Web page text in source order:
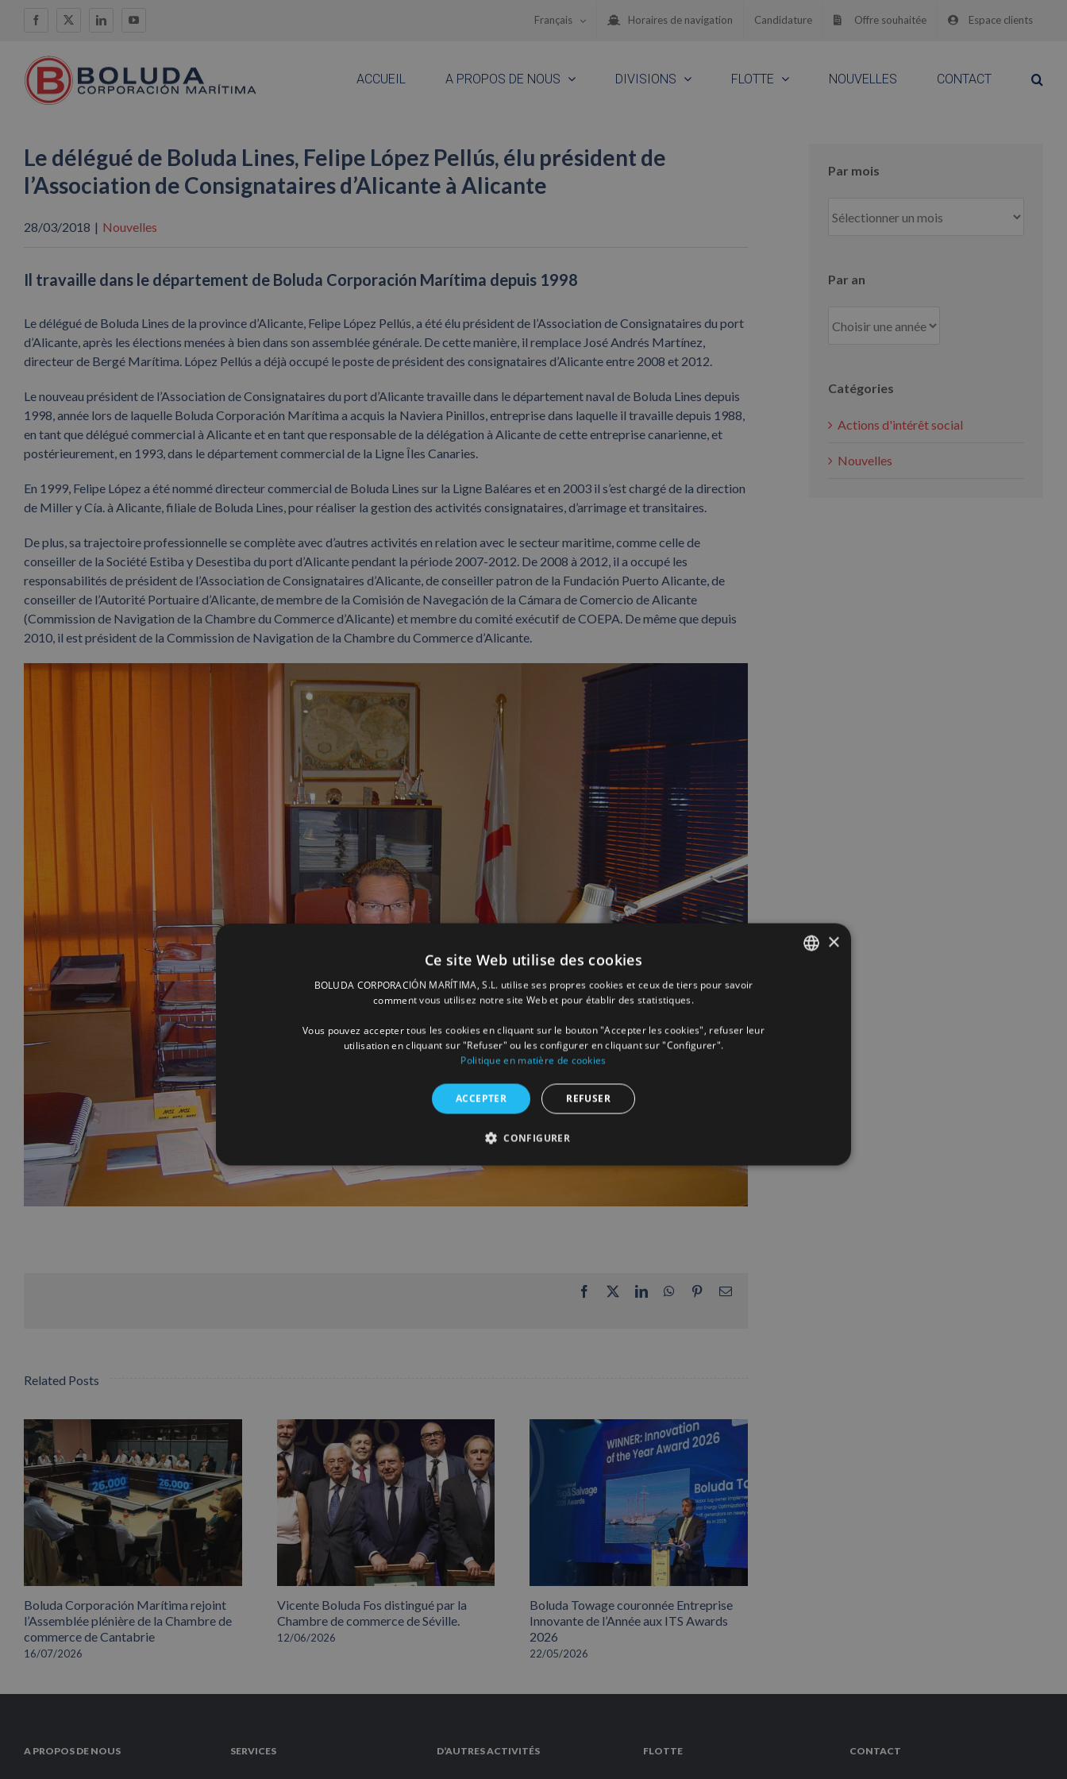
Facebook
X LinkedInYouTube Français Horaires de navigation Candidature Offre souhaitée Espace clients
ACCUEIL A PROPOS DE NOUS DIVISIONS FLOTTE NOUVELLES CONTACT
Le délégué de Boluda Lines, Felipe López Pellús, élu président de
l’Association de Consignataires d’Alicante à Alicante
28/03/2018 | Nouvelles
Il travaille dans le département de Boluda Corporación Marítima depuis 1998
Le délégué de Boluda Lines de la province d’Alicante, Felipe López Pellús, a été élu président de l’Association de Consignataires du port
d’Alicante, après les élections menées à bien dans son assemblée générale. De cette manière, il remplace José Andrés Martínez,
directeur de Bergé Marítima. López Pellús a déjà occupé le poste de président des consignataires d’Alicante entre 2008 et 2012.
Le nouveau président de l’Association de Consignataires du port d’Alicante travaille dans le département naval de Boluda Lines depuis
1998, année lors de laquelle Boluda Corporación Marítima a acquis la Naviera Pinillos, entreprise dans laquelle il travaille depuis 1988,
en tant que délégué commercial à Alicante et en tant que responsable de la délégation à Alicante de cette entreprise canarienne, et
postérieurement, en 1993, dans le département commercial de la Ligne Îles Canaries.
En 1999, Felipe López a été nommé directeur commercial de Boluda Lines sur la Ligne Baléares et en 2003 il s’est chargé de la direction
de Miller y Cía. à Alicante, filiale de Boluda Lines, pour réaliser la gestion des activités consignataires, d’arrimage et transitaires.
De plus, sa trajectoire professionnelle se complète avec d’autres activités en relation avec le secteur maritime, comme celle de
conseiller de la Société Estiba y Desestiba du port d’Alicante pendant la période 2007-2012. De 2008 à 2012, il a occupé les
responsabilités de président de l’Association de Consignataires d’Alicante, de conseiller patron de la Fundación Puerto Alicante, de
conseiller de l’Autorité Portuaire d’Alicante, de membre de la Comisión de Navegación de la Cámara de Comercio de Alicante
(Commission de Navigation de la Chambre du Commerce d’Alicante) et membre du comité exécutif de COEPA. De même que depuis
2010, il est président de la Commission de Navigation de la Chambre du Commerce d’Alicante.
Facebook
X LinkedInWhatsApp
PinterestEmail
Related Posts
Boluda Corporación Marítima rejoint
l’Assemblée plénière de la Chambre de
commerce de Cantabrie
16/07/2026
Vicente Boluda Fos distingué par la
Chambre de commerce de Séville.
12/06/2026
Boluda Towage couronnée Entreprise
Innovante de l’Année aux ITS Awards
2026
22/05/2026
Par mois
mois
Par an
Catégories
Actions d'intérêt social
Nouvelles
A PROPOS DE NOUS SERVICES D’AUTRES ACTIVITÉS FLOTTE CONTACT
×
Ce site Web utilise des cookies
BOLUDA CORPORACIÓN MARÍTIMA, S.L. utilise ses propres cookies et ceux de tiers pour savoir
comment vous utilisez notre site Web et pour établir des statistiques.
Vous pouvez accepter tous les cookies en cliquant sur le bouton "Accepter les cookies", refuser leur
utilisation en cliquant sur "Refuser" ou les configurer en cliquant sur "Configurer".
Politique en matière de cookies
ACCEPTER REFUSER
CONFIGURER